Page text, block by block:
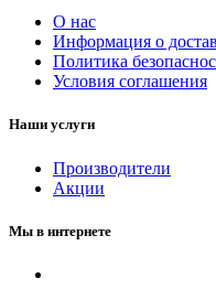
О нас
Информация о
Политика
Условия соглашения
Наши услуги
Производители
Акции
Мы в интернете